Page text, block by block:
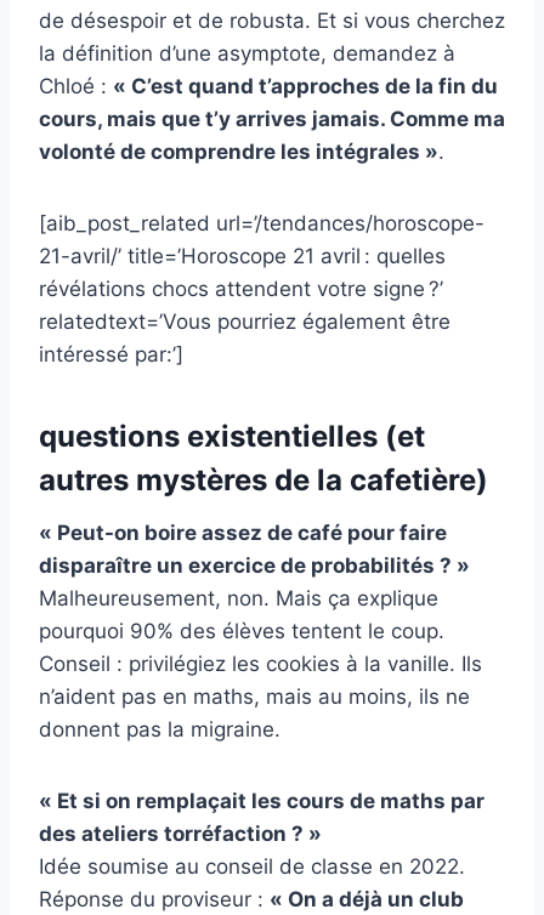
de désespoir et de robusta. Et si vous cherchez
la définition d’une asymptote, demandez à
Chloé : « C’est quand t’approches de la fin du
cours, mais que t’y arrives jamais. Comme ma
volonté de comprendre les intégrales ».
[aib_post_related url=’/tendances/horoscope-
21-avril/’ title=’Horoscope 21 avril : quelles
révélations chocs attendent votre signe ?’
relatedtext=’Vous pourriez également être
intéressé par:’]
questions existentielles (et
autres mystères de la cafetière)
« Peut-on boire assez de café pour faire
disparaître un exercice de probabilités ? »
Malheureusement, non. Mais ça explique
pourquoi 90% des élèves tentent le coup.
Conseil : privilégiez les cookies à la vanille. Ils
n’aident pas en maths, mais au moins, ils ne
donnent pas la migraine.
« Et si on remplaçait les cours de maths par
des ateliers torréfaction ? »
Idée soumise au conseil de classe en 2022.
Réponse du proviseur : « On a déjà un club